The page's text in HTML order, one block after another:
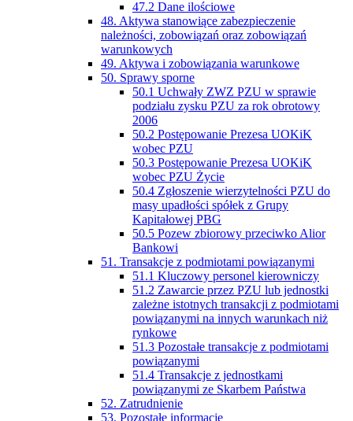
47.2 Dane ilościowe
48. Aktywa stanowiące zabezpieczenie
należności, zobowiązań oraz zobowiązań
warunkowych
49. Aktywa i zobowiązania warunkowe
50. Sprawy sporne
50.1 Uchwały ZWZ PZU w sprawie
podziału zysku PZU za rok obrotowy
2006
50.2 Postępowanie Prezesa UOKiK
wobec PZU
50.3 Postępowanie Prezesa UOKiK
wobec PZU Życie
50.4 Zgłoszenie wierzytelności PZU do
masy upadłości spółek z Grupy
Kapitałowej PBG
50.5 Pozew zbiorowy przeciwko Alior
Bankowi
51. Transakcje z podmiotami powiązanymi
51.1 Kluczowy personel kierowniczy
51.2 Zawarcie przez PZU lub jednostki
zależne istotnych transakcji z podmiotami
powiązanymi na innych warunkach niż
rynkowe
51.3 Pozostałe transakcje z podmiotami
powiązanymi
51.4 Transakcje z jednostkami
powiązanymi ze Skarbem Państwa
52. Zatrudnienie
53. Pozostałe informacje